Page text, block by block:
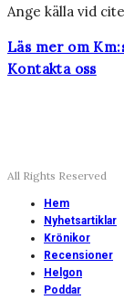
Ange källa vid
Läs mer om
Kontakta oss
All Rights Reserved
Hem
Nyhetsartiklar
Krönikor
Recensioner
Helgon
Poddar